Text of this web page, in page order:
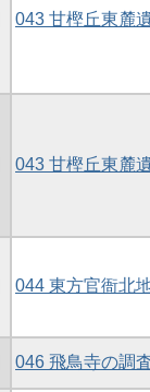
043 甘樫丘東麓
043 甘樫丘東麓
044 東方官衙北
046 飛鳥寺の調